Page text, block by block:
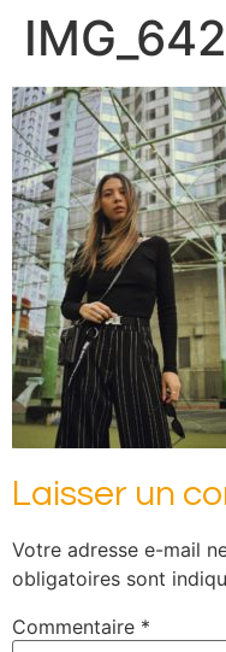
Laisser un
Votre adresse e-mail
obligatoires sont
Commentaire *